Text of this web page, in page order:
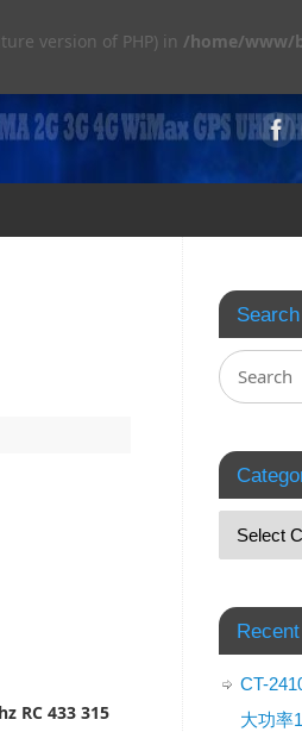
version of PHP) in /home/www/
RC 433 315
CT-
大功率